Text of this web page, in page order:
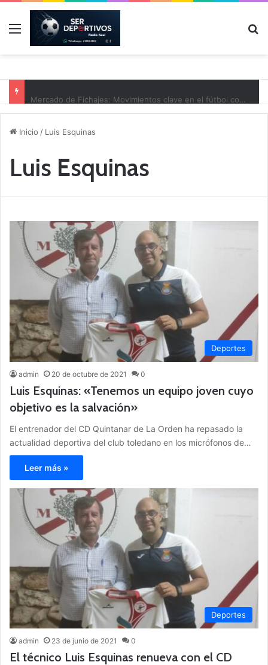
Menú
Inicio / Luis Esquinas
Luis Esquinas
Deportes
admin 20 de octubre de 2021 0
Luis Esquinas: «Tenemos un equipo joven cuyo
objetivo es la salvación»
El entrenador del CD Quintanar de La Orden ha repasado la
actualidad deportiva del club toledano en los micrófonos de…
Leer más »
Deportes
admin 23 de junio de 2021 0
El técnico Luis Esquinas renueva con el CD